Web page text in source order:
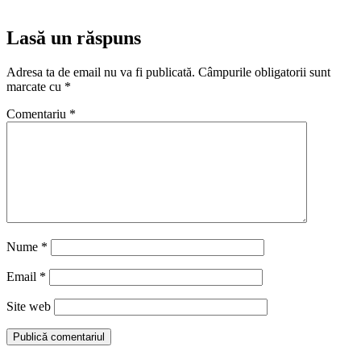
Lasă un răspuns
Adresa ta de email nu va fi publicată. Câmpurile obligatorii sunt
marcate cu *
Comentariu *
Nume *
Email *
Site web